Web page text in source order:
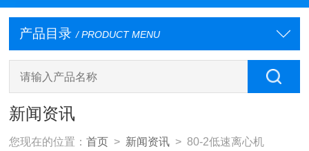
产品目录 / PRODUCT MENU
新闻资讯
您现在的位置：首页 > 新闻资讯 > 80-2低速离心机